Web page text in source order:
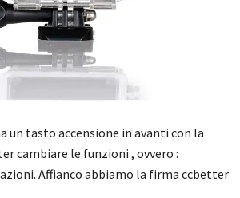
un tasto accensione in avanti con la
cambiare le funzioni , ovvero :
Affianco abbiamo la firma ccbetter